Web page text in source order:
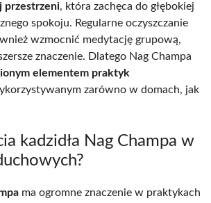
przestrzeni, która zachęca do głębokiej
spokoju. Regularne oczyszczanie
wzmocnić medytację grupową,
znaczenie. Dlatego Nag Champa
elementem praktyk
zarówno w domach, jak
kadzidła Nag Champa w
ma ogromne znaczenie w praktykach